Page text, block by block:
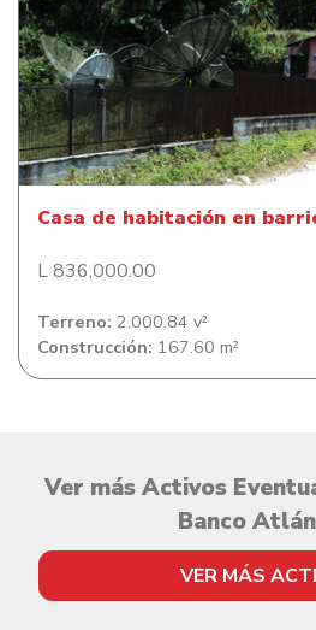
Casa de habitación en
Casa de habitación en
L 836,000.00
Terreno: 2,000.84 v²
Construcción: 167.60 m²
Ver más Activos
Banco
VER MÁS